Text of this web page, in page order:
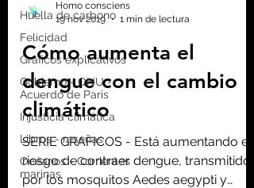
Huella de carbono
Felicidad
Gráficos explicativos
Gobierno - ONU -
Acuerdo de Paris
Injusticia climática
Libros - reseñas
Océanos - Corrientes
marinas
Homo consciens
19 nov 2019
1 min de lectura
Cómo aumenta el
dengue con el cambio
climático